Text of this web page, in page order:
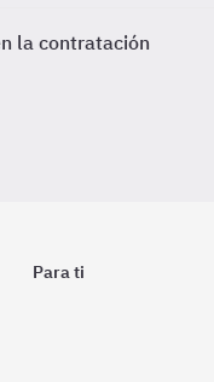
la contratación
Para ti